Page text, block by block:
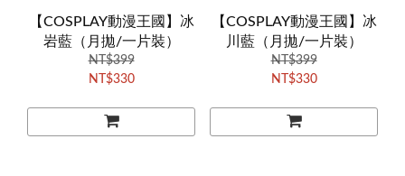
【COSPLAY動漫王國】冰
岩藍（月拋/一片裝）
NT$399
NT$330
【COSPLAY動漫王國】冰
川藍（月拋/一片裝）
NT$399
NT$330